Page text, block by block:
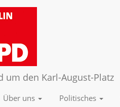
um den Karl-August-Platz
Über uns Politisches